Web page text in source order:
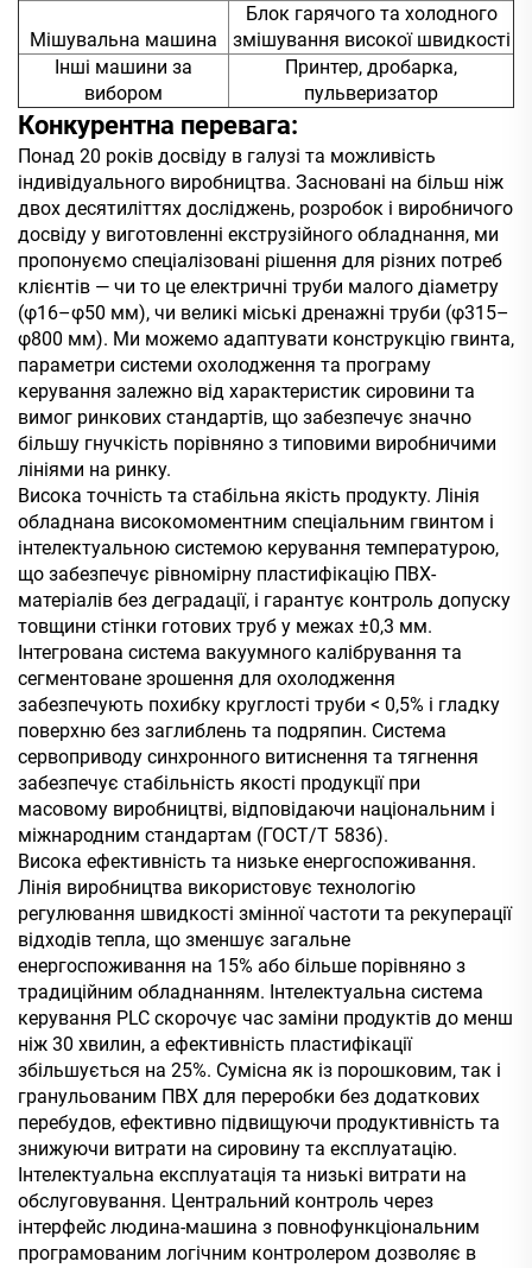
Мішувальна машина
Блок гарячого та холодного
змішування високої швидкості
Інші машини за
вибором
Принтер, дробарка,
пульверизатор
Конкурентна перевага:
Понад 20 років досвіду в галузі та можливість
індивідуального виробництва. Засновані на більш ніж
двох десятиліттях досліджень, розробок і виробничого
досвіду у виготовленні екструзійного обладнання, ми
пропонуємо спеціалізовані рішення для різних потреб
клієнтів — чи то це електричні труби малого діаметру
(φ16–φ50 мм), чи великі міські дренажні труби (φ315–
φ800 мм). Ми можемо адаптувати конструкцію гвинта,
параметри системи охолодження та програму
керування залежно від характеристик сировини та
вимог ринкових стандартів, що забезпечує значно
більшу гнучкість порівняно з типовими виробничими
лініями на ринку.
Висока точність та стабільна якість продукту. Лінія
обладнана високомоментним спеціальним гвинтом і
інтелектуальною системою керування температурою,
що забезпечує рівномірну пластифікацію ПВХ-
матеріалів без деградації, і гарантує контроль допуску
товщини стінки готових труб у межах ±0,3 мм.
Інтегрована система вакуумного калібрування та
сегментоване зрошення для охолодження
забезпечують похибку круглості труби < 0,5% і гладку
поверхню без заглиблень та подряпин. Система
сервоприводу синхронного витиснення та тягнення
забезпечує стабільність якості продукції при
масовому виробництві, відповідаючи національним і
міжнародним стандартам (ГОСТ/Т 5836).
Висока ефективність та низьке енергоспоживання.
Лінія виробництва використовує технологію
регулювання швидкості змінної частоти та рекуперації
відходів тепла, що зменшує загальне
енергоспоживання на 15% або більше порівняно з
традиційним обладнанням. Інтелектуальна система
керування PLC скорочує час заміни продуктів до менш
ніж 30 хвилин, а ефективність пластифікації
збільшується на 25%. Сумісна як із порошковим, так і
гранульованим ПВХ для переробки без додаткових
перебудов, ефективно підвищуючи продуктивність та
знижуючи витрати на сировину та експлуатацію.
Інтелектуальна експлуатація та низькі витрати на
обслуговування. Центральний контроль через
інтерфейс людина-машина з повнофункціональним
програмованим логічним контролером дозволяє в